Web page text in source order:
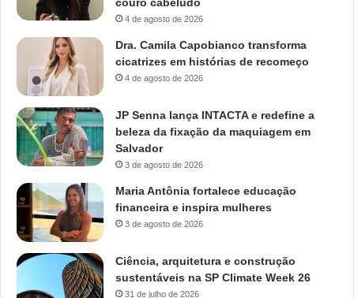
4 de agosto de 2026
Dra. Camila Capobianco transforma
cicatrizes em histórias de recomeço
4 de agosto de 2026
JP Senna lança INTACTA e redefine a
beleza da fixação da maquiagem em
Salvador
3 de agosto de 2026
Maria Antônia fortalece educação
financeira e inspira mulheres
3 de agosto de 2026
Ciência, arquitetura e construção
sustentáveis na SP Climate Week 26
31 de julho de 2026